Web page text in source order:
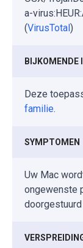
a-
(VirusTotal)
BIJKOMENDE
Deze
familie.
SYMPTOMEN
Uw Mac
ongewenste